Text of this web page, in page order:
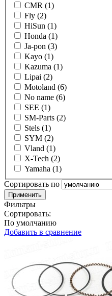
CMR (1)
Fly (2)
HiSun (1)
Honda (1)
Ja-pon (3)
Kayo (1)
Kazuma (1)
Lipai (2)
Motoland (6)
No name (6)
SEE (1)
SM-Parts (2)
Stels (1)
SYM (2)
Vland (1)
X-Tech (2)
Yamaha (1)
Сортировать по
Фильтры
Сортировать:
По умолчанию
Добавить в сравнение